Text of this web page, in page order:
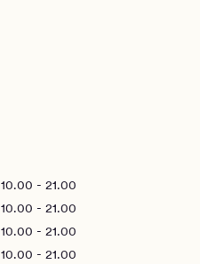
10.00 - 21.00
10.00 - 21.00
10.00 - 21.00
10.00 - 21.00